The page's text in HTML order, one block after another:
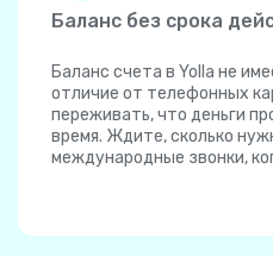
Баланс без срока
Баланс счета в Yolla не
отличие от телефонных
переживать, что деньги
время. Ждите, сколько
международные звонки,